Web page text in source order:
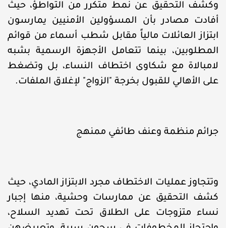
وكشف التحقيق عن نمط متكرر من التواطؤ، حيث
أفادت مصادر بأن المسؤولين الأمنيين يمارسون
ابتزاز العائلات مالياً مقابل شطب أسماء من قوائم
المطلوبين، بينما تتعامل الأجهزة الرسمية بشبه
لامبالاة مع شكاوى اختطاف النساء، بل وتضغط
على الأهالي للقبول بخرجة "الزواج" لإغلاق الملفات.
جرائم منظمة وعنف طائفي ممنهج
وتتجاوز عمليات الاختطاف مجرد الابتزاز المادي، حيث
كشف التحقيق عن ممارسات وحشية، منها إجبار
نساء متزوجات على الطلاق تحت تهديد السلاح،